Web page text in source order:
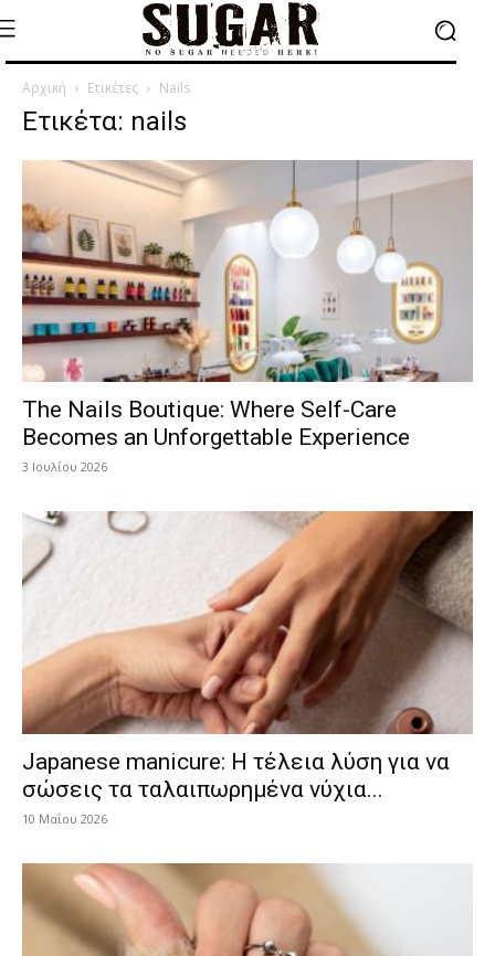
Αρχική Ετικέτες Nails
Ετικέτα: nails
The Nails Boutique: Where Self-Care
Becomes an Unforgettable Experience
3 Ιουλίου 2026
Japanese manicure: Η τέλεια λύση για να
σώσεις τα ταλαιπωρημένα νύχια...
10 Μαΐου 2026